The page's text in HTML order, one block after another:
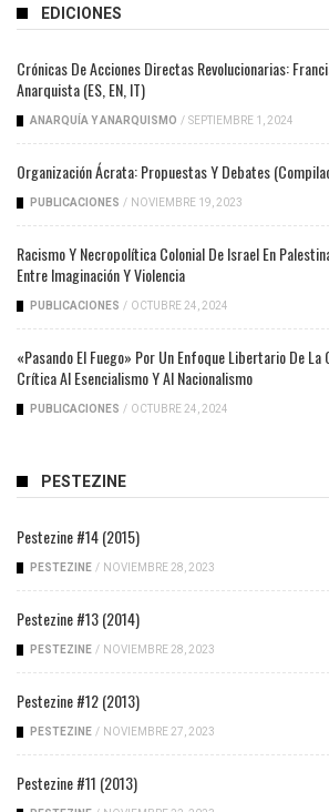
EDICIONES
Crónicas De Acciones Directas Revolucionarias:
Anarquista (ES, EN, IT)
ANARQUÍA Y ANARQUISMO / SEPTIEMBRE 1, 2024
Organización Ácrata: Propuestas Y Debates
PUBLICACIONES / NOVIEMBRE 19, 2023
Racismo Y Necropolítica Colonial De Israel En
Entre Imaginación Y Violencia
PUBLICACIONES / OCTUBRE 24, 2024
«Pasando El Fuego» Por Un Enfoque Libertario De
Crítica Al Esencialismo Y Al Nacionalismo
PUBLICACIONES / OCTUBRE 24, 2024
PESTEZINE
Pestezine #14 (2015)
PESTEZINE / NOVIEMBRE 28, 2023
Pestezine #13 (2014)
PESTEZINE / NOVIEMBRE 28, 2023
Pestezine #12 (2013)
PESTEZINE / NOVIEMBRE 27, 2023
Pestezine #11 (2013)